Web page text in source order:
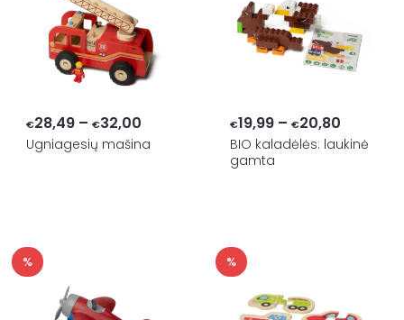
€28,49 – €32,00Price
range:
Ugniagesių mašina
€19,99 – €20,80Price
range:
BIO kaladėlės: laukinė
gamta
% %